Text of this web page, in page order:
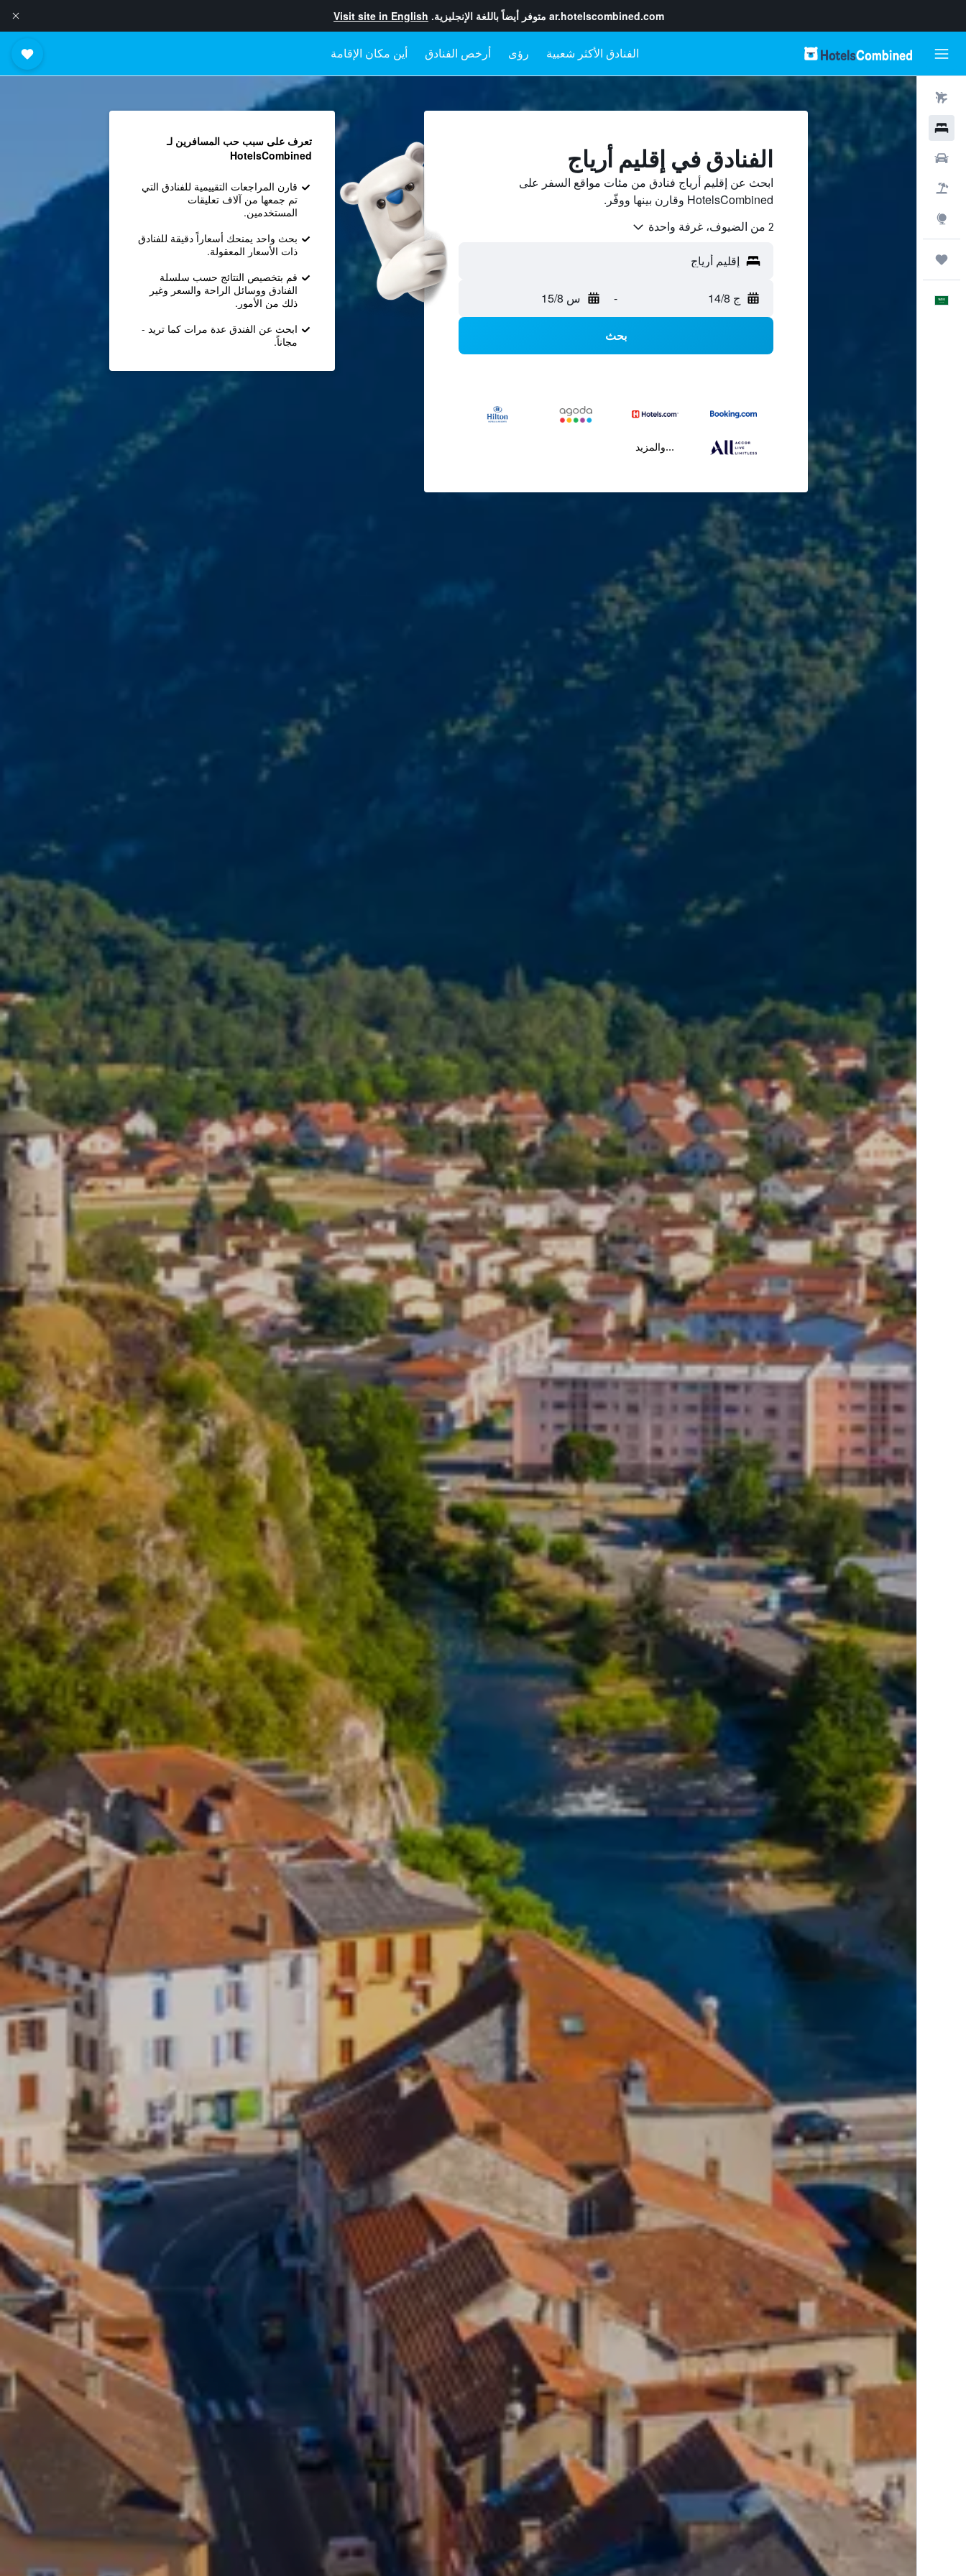
ar.hotelscombined.com متوفر أيضاً باللغة الإنجليزية. Visit site in English
رؤى أرخص الفنادق أين مكان الإقامة
رحلات طيران
الفنادق في إقليم أرياج
ابحث عن إقليم أرياج فنادق من مئات مواقع السفر على
HotelsCombined وقارن بينها ووفّر.
2 من الضيوف، غرفة واحدة
ج 14/8 - س 15/8
بحث
...والمزيد
تعرف على سبب حب المسافرين لـ
HotelsCombined
قارن المراجعات التقييمية للفنادق التي
تم جمعها من آلاف تعليقات
المستخدمين.
بحث واحد يمنحك أسعاراً دقيقة للفنادق
ذات الأسعار المعقولة.
قم بتخصيص النتائج حسب سلسلة
الفنادق ووسائل الراحة والسعر وغير
ذلك من الأمور.
ابحث عن الفندق عدة مرات كما تريد -
مجاناً.